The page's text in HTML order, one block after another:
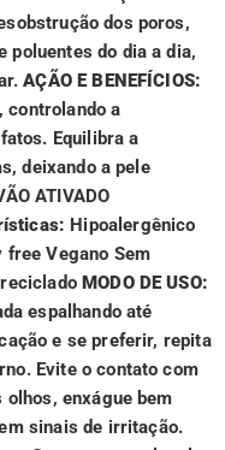
dos poros,
poluentes do dia a dia,
AÇÃO E BENEFÍCIOS:
controlando a
Equilibra a
deixando a pele
ATIVADO
Hipoalergênico
Vegano Sem
recicladoMODO DE USO:
espalhando até
e se preferir, repita
Evite o contato com
enxágue bem
sinais de irritação.